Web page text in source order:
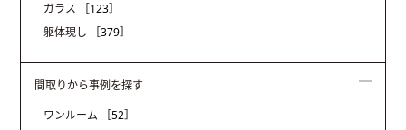
ガラス
［123］
躯体現し
［379］
間取りから事例を探す
ワンルーム
［52］